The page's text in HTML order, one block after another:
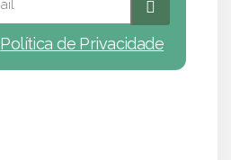
Política de Privacidade